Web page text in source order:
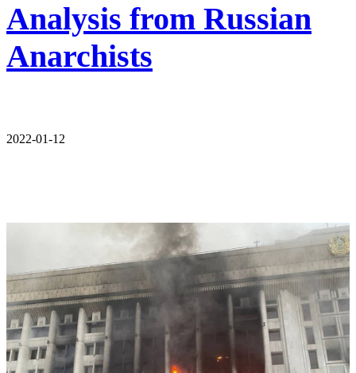
Analysis from Russian
Anarchists
2022-01-12